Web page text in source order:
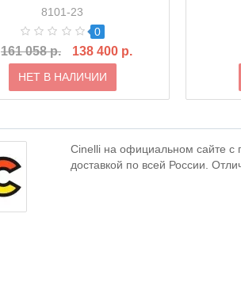
8101-23
0
161 058 р. 138 400 р.
НЕТ В НАЛИЧИИ
Cinelli на официальном сайте с
доставкой по всей России.